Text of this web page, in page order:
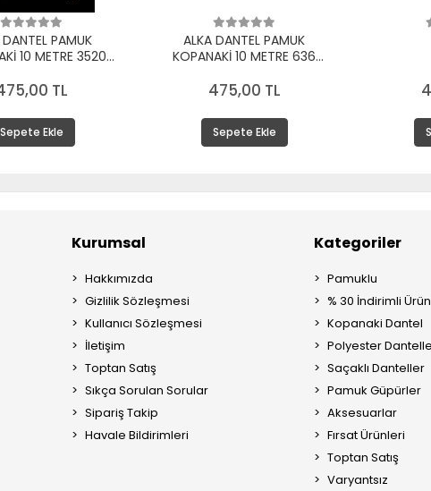
PAMUK
10 METRE 3520
TL
Sepete Ekle
ALKA DANTEL PAMUK
KOPANAKİ 10 METRE 636
475,00 TL
Sepete Ekle
Kurumsal
Hakkımızda
Gizlilik Sözleşmesi
Kullanıcı Sözleşmesi
İletişim
Toptan Satış
Sıkça Sorulan Sorular
Sipariş Takip
Havale Bildirimleri
Kategoriler
Pamuklu
% 30 İndirimli
Kopanaki Dantel
Polyester
Saçaklı Danteller
Pamuk Güpürler
Aksesuarlar
Fırsat Ürünleri
Toptan Satış
Varyantsız